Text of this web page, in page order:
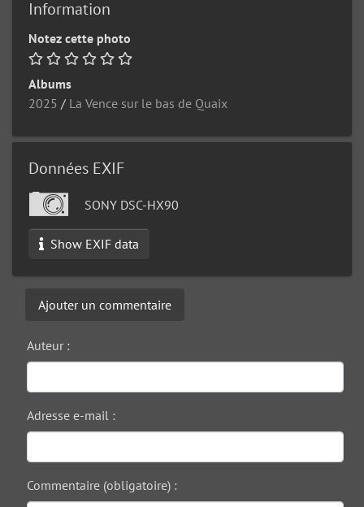
Information
Notez cette photo
Albums
2025 / La Vence sur le bas de Quaix
Données EXIF
SONY DSC-HX90
Show EXIF data
Ajouter un commentaire
Auteur :
Adresse e-mail :
Commentaire (obligatoire) :